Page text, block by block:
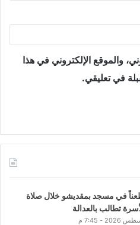
والموقع الإلكتروني في هذا
في تعليقي.
في مسجد بمقديشو خلال صلاة
تطالب بالعدالة